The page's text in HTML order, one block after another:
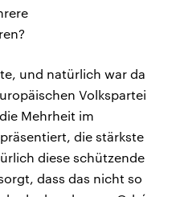
und natürlich war da
Volkspartei
Mehrheit im
die stärkste
diese schützende
dass das nicht so